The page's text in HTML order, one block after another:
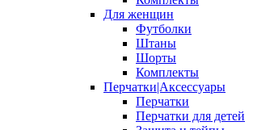
Для женщин
Футболки
Штаны
Шорты
Комплекты
Перчатки|Аксессуары
Перчатки
Перчатки для детей